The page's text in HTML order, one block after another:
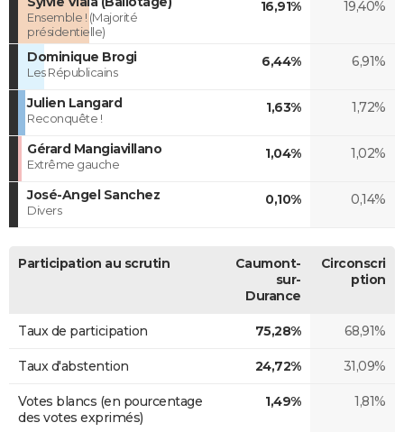
Ensemble ! (Majorité
présidentielle)
16,91% 19,40%
Dominique Brogi
Les Républicains
6,44% 6,91%
Julien Langard
Reconquête !
1,63% 1,72%
Gérard Mangiavillano
Extrême gauche
1,04% 1,02%
José-Angel Sanchez
Divers
0,10% 0,14%
Participation au scrutin
Caumont-
sur-
Durance
Circonscri
ption
Taux de participation 75,28% 68,91%
Taux d'abstention 24,72% 31,09%
Votes blancs (en pourcentage
des votes exprimés)
1,49% 1,81%